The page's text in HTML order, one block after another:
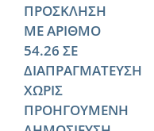
ΠΡΟΣΚΛΗΣΗ
ΜΕ ΑΡΙΘΜΟ
54.26 ΣΕ
ΔΙΑΠΡΑΓΜΑΤΕΥΣΗ
ΧΩΡΙΣ
ΠΡΟΗΓΟΥΜΕΝΗ